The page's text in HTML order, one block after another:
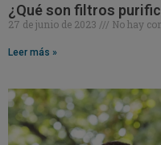
¿Qué son filtros
27 de junio de 2023 No hay
Leer más »